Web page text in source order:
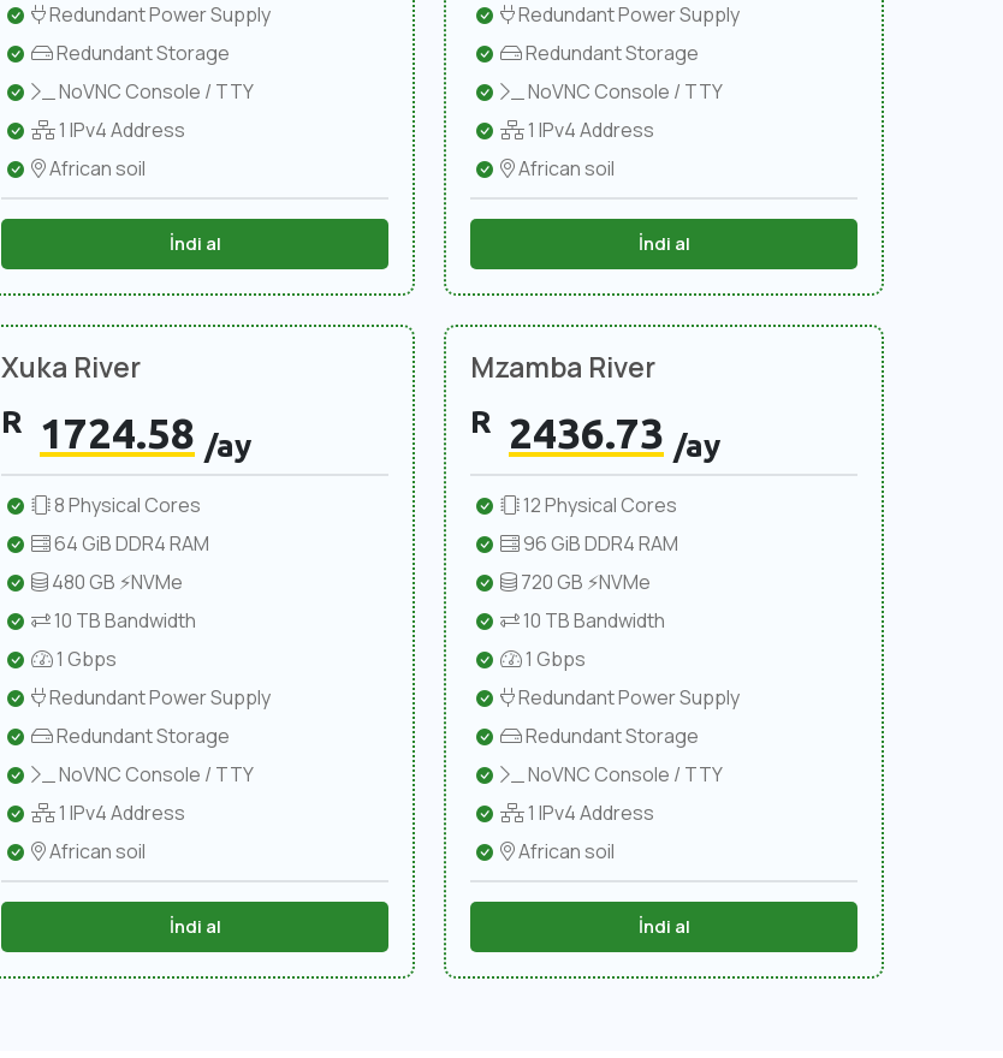
Redundant Power Supply
Redundant Storage
NoVNC Console / TTY
1 IPv4 Address
African soil
İndi al
Redundant Power Supply
Redundant Storage
NoVNC Console / TTY
1 IPv4 Address
African soil
İndi al
Xuka River
R 1724.58 /ay
8 Physical Cores
64 GiB DDR4 RAM
480 GB ⚡NVMe
10 TB Bandwidth
1 Gbps
Redundant Power Supply
Redundant Storage
NoVNC Console / TTY
1 IPv4 Address
African soil
İndi al
Mzamba River
R 2436.73 /ay
12 Physical Cores
96 GiB DDR4 RAM
720 GB ⚡NVMe
10 TB Bandwidth
1 Gbps
Redundant Power Supply
Redundant Storage
NoVNC Console / TTY
1 IPv4 Address
African soil
İndi al